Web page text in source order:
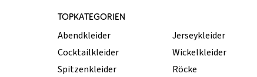
TOPKATEGORIEN
Abendkleider
Cocktailkleider
Spitzenkleider
Jerseykleider
Wickelkleider
Röcke